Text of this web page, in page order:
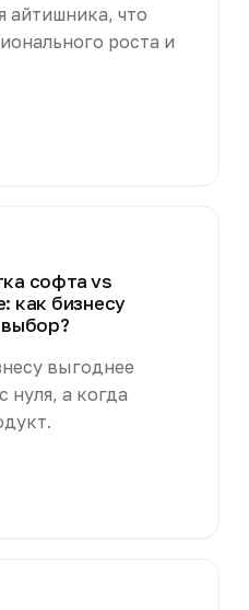
айтишника, что
роста и
софта vs
как бизнесу
выгоднее
нуля, а когда